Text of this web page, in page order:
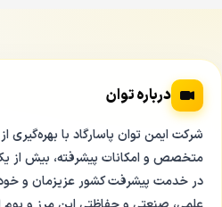
WizColor با ترکیب هوش مصنوعی (AI-ISP) و سخت‌افزار قدرتمند، باعث می‌شود دوربین در محیط‌های کم‌نور و شب، تصاویری
ضبط کند.
برخلاف دوربین‌های قدیمی که نیاز
دهد.
نور گرم (Warm Light) هوشمند
درباره توان
شرکت ایمن توان پاسارگاد با بهره‌گیری
متخصص و امکانات پیشرفته، بیش از
در خدمت پیشرفت کشور عزیزمان و